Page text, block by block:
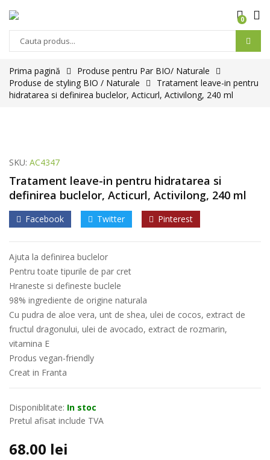
0
Products
Prima pagină
Produse pentru Par BIO/ Naturale
Produse de styling BIO / Naturale
Tratament leave-in pentru
hidratarea si definirea buclelor, Acticurl, Activilong, 240 ml
SKU: AC4347
Tratament leave-in pentru hidratarea si
definirea buclelor, Acticurl, Activilong, 240 ml
Facebook Twitter Pinterest
Ajuta la definirea buclelor
Pentru toate tipurile de par cret
Hraneste si defineste buclele
98% ingrediente de origine naturala
Cu pudra de aloe vera, unt de shea, ulei de cocos, extract de
fructul dragonului, ulei de avocado, extract de rozmarin,
vitamina E
Produs vegan-friendly
Creat in Franta
Disponiblitate: In stoc
Pretul afisat include TVA
68.00 lei